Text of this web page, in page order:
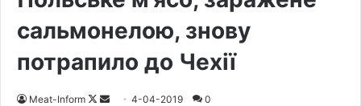
сальмонелою, знову
потрапило до Чехії
Meat-Inform
F
4-04-2019 0